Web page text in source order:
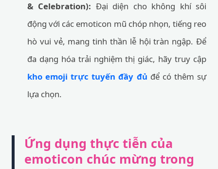
& Celebration): Đại diện cho không khí sôi
động với các emoticon mũ chóp nhọn, tiếng reo
hò vui vẻ, mang tinh thần lễ hội tràn ngập. Để
đa dạng hóa trải nghiệm thị giác, hãy truy cập
kho emoji trực tuyến đầy đủ để có thêm sự
lựa chọn.
Ứng dụng thực tiễn của
emoticon chúc mừng trong